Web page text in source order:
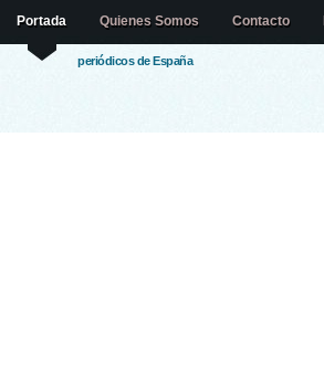
periódicos de España
Portada Quienes Somos Contacto